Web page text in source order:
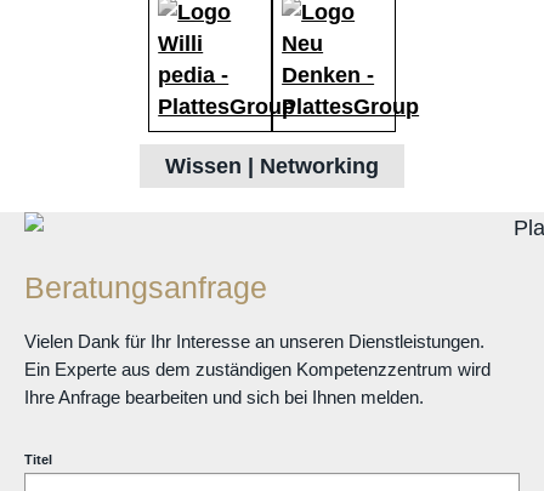
Wissen | Networking
Beratungsanfrage
Vielen Dank für Ihr Interesse an unseren Dienstleistungen.
Ein Experte aus dem zuständigen Kompetenzzentrum wird
Ihre Anfrage bearbeiten und sich bei Ihnen melden.
Titel